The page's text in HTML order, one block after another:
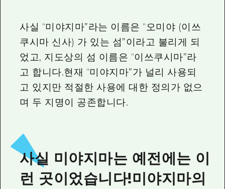
사실 “미야지마”라는 이름은 “오미야 (이쓰
쿠시마 신사) 가 있는 섬”이라고 불리게 되
었고, 지도상의 섬 이름은 “이쓰쿠시마”라
고 합니다.현재 “미야지마”가 널리 사용되
고 있지만 적절한 사용에 대한 정의가 없으
며 두 지명이 공존합니다.
사실 미야지마는 예전에는 이
런 곳이었습니다!미야지마의